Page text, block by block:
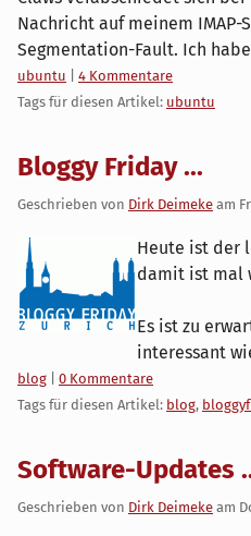
Nachricht auf meinem
Segmentation-Fault. Ich
Kategorien:
ubuntu
4 Kommentare
Tags für diesen Artikel: ubuntu
Bloggy Friday ...
Geschrieben von Dirk Deimeke am
Heute ist der
damit ist mal
Es ist zu
interessant
Kategorien:
blog
0 Kommentare
Tags für diesen Artikel: blog,
Software-Updates
Geschrieben von Dirk Deimeke am